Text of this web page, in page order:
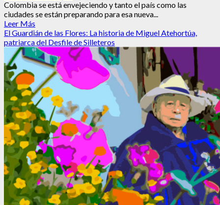
Colombia se está envejeciendo y tanto el país como las
ciudades se están preparando para esa nueva...
Leer Más
más
acerca
de
El
futuro
de
la
longevidad
en
Colombia:
Desafío
y
oportunidad
El Guardián de las Flores: La historia de Miguel Atehortúa,
patriarca del Desfile de Silleteros